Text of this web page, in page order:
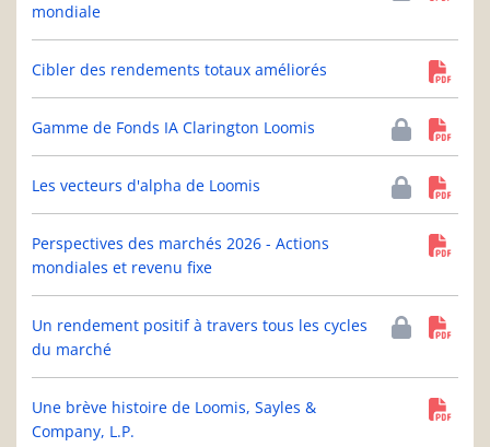
mondiale
Cibler des rendements totaux améliorés
Gamme de Fonds IA Clarington Loomis
Les vecteurs d'alpha de Loomis
Perspectives des marchés 2026 - Actions
mondiales et revenu fixe
Un rendement positif à travers tous les cycles
du marché
Une brève histoire de Loomis, Sayles &
Company, L.P.